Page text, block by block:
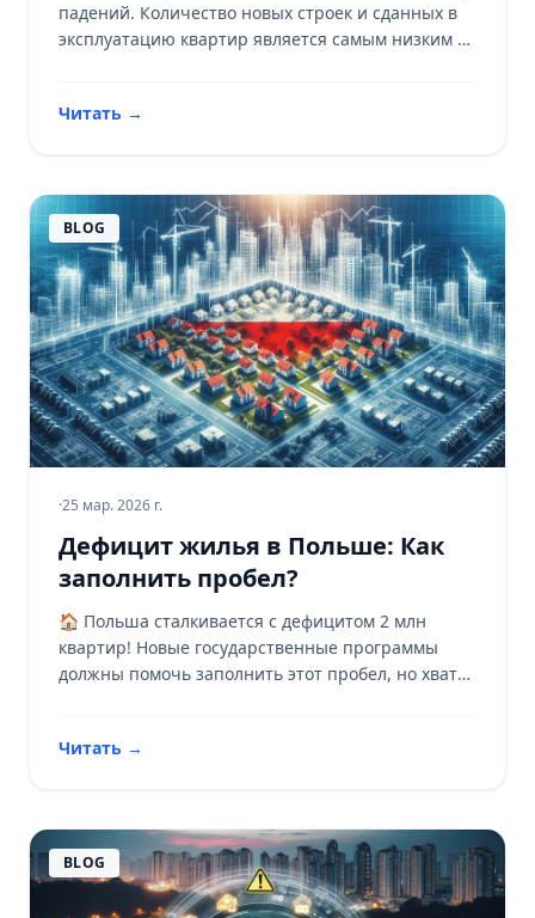
падений. Количество новых строек и сданных в
эксплуатацию квартир является самым низким за
Читать →
BLOG
·25 мар. 2026 г.
Дефицит жилья в Польше: Как
заполнить пробел?
🏠 Польша сталкивается с дефицитом 2 млн
квартир! Новые государственные программы
должны помочь заполнить этот пробел, но хватит
Читать →
BLOG